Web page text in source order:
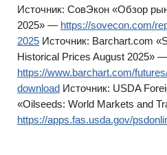
Источник: СовЭкон «Обзор
2025» — https://sovecon.com/
2025 Источник: Barchart.com
Historical Prices August 2025» —
https://www.barchart.com/
download Источник: USDA
«Oilseeds: World Markets and
https://apps.fas.usda.gov/